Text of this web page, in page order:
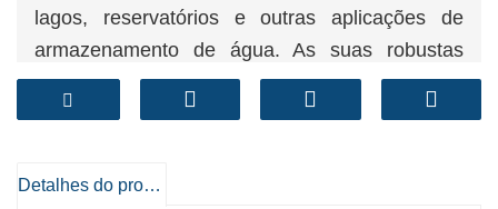
lagos, reservatórios e outras aplicações de
armazenamento de água. As suas robustas
propriedades mecânicas e resistência aos raios
UV, elementos químicos e stresses ambientais
gestão da água na aquacultura, agricultura e
Detalhes do produto